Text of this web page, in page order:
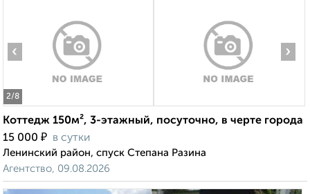
2/8
‹ ›
Коттедж 150м², 3-этажный, посуточно, в черте города
15 000 ₽ в сутки
Ленинский район, спуск Степана Разина
Агентство, 09.08.2026